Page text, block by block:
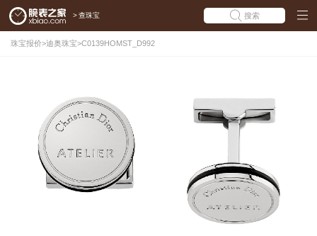
> 查珠宝 搜索
珠宝报价>迪奥珠宝>C0139HOMST_D992